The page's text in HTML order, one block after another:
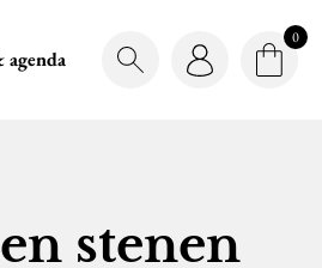
Zoekbalk tonen
Login
0
stenen